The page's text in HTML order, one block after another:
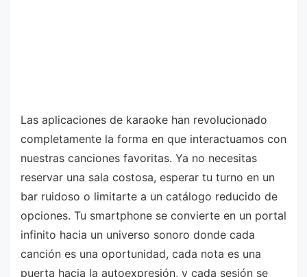
Las aplicaciones de karaoke han revolucionado
completamente la forma en que interactuamos con
nuestras canciones favoritas. Ya no necesitas
reservar una sala costosa, esperar tu turno en un
bar ruidoso o limitarte a un catálogo reducido de
opciones. Tu smartphone se convierte en un portal
infinito hacia un universo sonoro donde cada
canción es una oportunidad, cada nota es una
puerta hacia la autoexpresión, y cada sesión se